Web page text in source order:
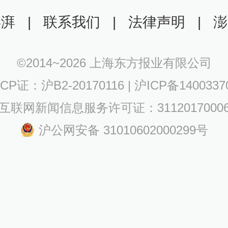
| 联系我们 | 法律声明 |
©2014~2026上海东方报业有限公司
证：沪B2-20170116 | 沪ICP备
联网新闻信息服务许可证：
沪公网安备 31010602000299号